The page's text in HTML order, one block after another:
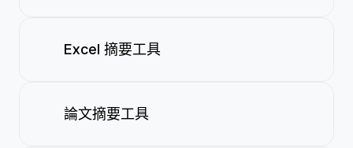
Excel 摘要工具
論文摘要工具